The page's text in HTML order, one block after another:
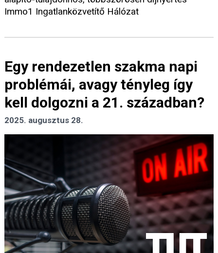
Immo1 Ingatlanközvetítő Hálózat
Egy rendezetlen szakma napi
problémái, avagy tényleg így
kell dolgozni a 21. században?
2025. augusztus 28.